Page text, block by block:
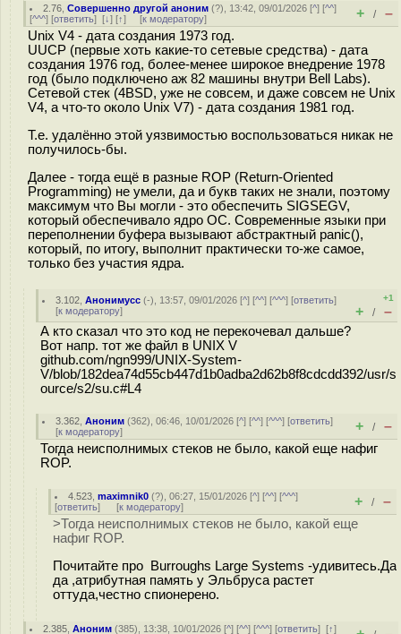
2.76 ,Совершенно другой аноним (?), 13:42, 09/01/2026 [^] [^^]
[^^^] [ответить] [↓] [↑] [к модератору] + / –
Unix V4 - дата создания 1973 год.
UUCP (первые хоть какие-то сетевые средства) - дата
создания 1976 год, более-менее широкое внедрение 1978
год (было подключено аж 82 машины внутри Bell Labs).
Сетевой стек (4BSD, уже не совсем, и даже совсем не Unix
V4, а что-то около Unix V7) - дата создания 1981 год.
Т.е. удалённо этой уязвимостью воспользоваться никак не
получилось-бы.
Далее - тогда ещё в разные ROP (Return-Oriented
Programming) не умели, да и букв таких не знали, поэтому
максимум что Вы могли - это обеспечить SIGSEGV,
который обеспечивало ядро ОС. Современные языки при
переполнении буфера вызывают абстрактный panic(),
который, по итогу, выполнит практически то-же самое,
только без участия ядра.
3.102 ,Анонимусс (-), 13:57, 09/01/2026 [^] [^^] [^^^] [ответить]
[к модератору]
+1
+ / –
А кто сказал что это код не перекочевал дальше?
Вот напр. тот же файл в UNIX V
github.com/ngn999/UNIX-System-
V/blob/182dea74d55cb447d1b0adba2d62b8f8cdcdd392/usr/s
ource/s2/su.c#L4
3.362 ,Аноним (362), 06:46, 10/01/2026 [^] [^^] [^^^] [ответить]
[к модератору] + / –
Тогда неисполнимых стеков не было, какой еще нафиг
ROP.
4.523 ,maximnik0 (?), 06:27, 15/01/2026 [^] [^^] [^^^]
[ответить] [к модератору] + / –
>Тогда неисполнимых стеков не было, какой еще
нафиг ROP.
Почитайте про Burroughs Large Systems -удивитесь.Да
да ,атрибутная память у Эльбруса растет
оттуда,честно спионерено.
2.385 ,Аноним (385), 13:38, 10/01/2026 [^] [^^] [^^^] [ответить][↑]